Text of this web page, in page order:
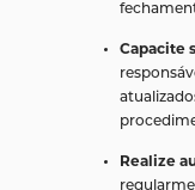
Capacite
Realize